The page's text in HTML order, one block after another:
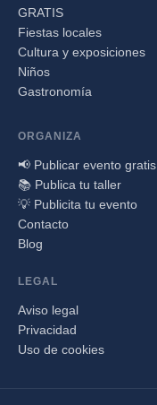
GRATIS
Fiestas locales
Cultura y exposiciones
Niños
Gastronomía
ORGANIZA
📢 Publicar evento gratis
📚 Publica tu taller
💡 Publicita tu evento
Contacto
Blog
LEGAL
Aviso legal
Privacidad
Uso de cookies